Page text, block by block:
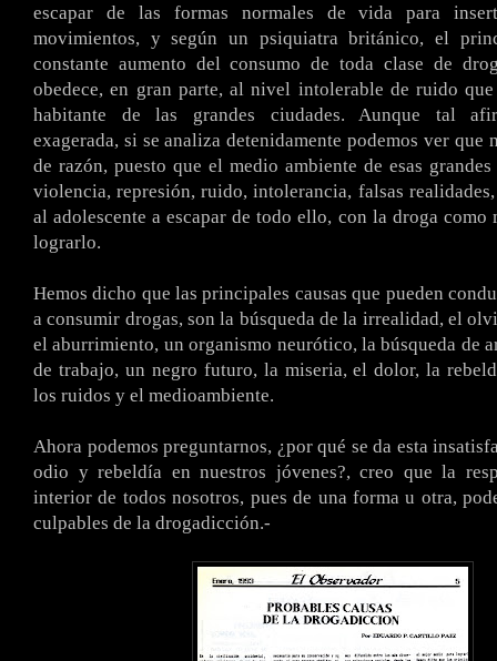
escapar de las formas normales de vida para
movimientos, y según un psiquiatra británico, el
constante aumento del consumo de toda clase de
obedece, en gran parte, al nivel intolerable de ruido
habitante de las grandes ciudades. Aunque tal
exagerada, si se analiza detenidamente podemos ver que
de razón, puesto que el medio ambiente de esas
violencia, represión, ruido, intolerancia, falsas
al adolescente a escapar de todo ello, con la droga como
lograrlo.
Hemos dicho que las principales causas que pueden
a consumir drogas, son la búsqueda de la irrealidad, el
el aburrimiento, un organismo neurótico, la búsqueda de
de trabajo, un negro futuro, la miseria, el dolor, la
los ruidos y el medioambiente.
Ahora podemos preguntarnos, ¿por qué se da esta
odio y rebeldía en nuestros jóvenes?, creo que la
interior de todos nosotros, pues de una forma u otra,
culpables de la drogadicción.-